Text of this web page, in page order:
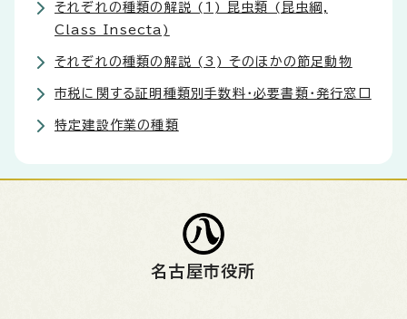
それぞれの種類の解説 (1) 昆虫類 (昆虫綱,
Class Insecta)
それぞれの種類の解説 (3) そのほかの節足動物
市税に関する証明種類別手数料・必要書類・発行窓口
特定建設作業の種類
名古屋市役所